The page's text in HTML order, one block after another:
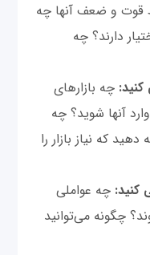
قوت و ضعف آنها چه
دارند؟ چه
کنید:چه بازارهای
آنها شوید؟ چه
که نیاز بازار را
کنید: چه عواملی
چگونه می‌توانید